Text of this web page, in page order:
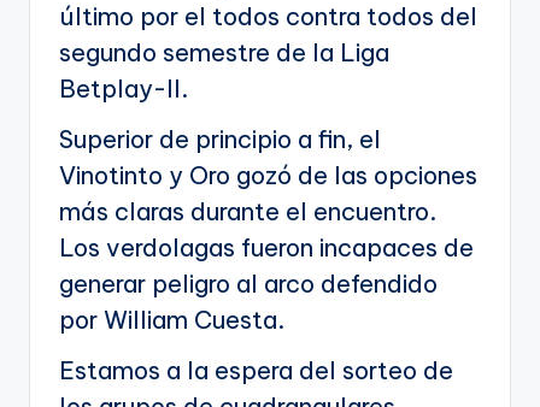
último por el todos contra todos del
segundo semestre de la Liga
Betplay-II.
Superior de principio a fin, el
Vinotinto y Oro gozó de las opciones
más claras durante el encuentro.
Los verdolagas fueron incapaces de
generar peligro al arco defendido
por William Cuesta.
Estamos a la espera del sorteo de